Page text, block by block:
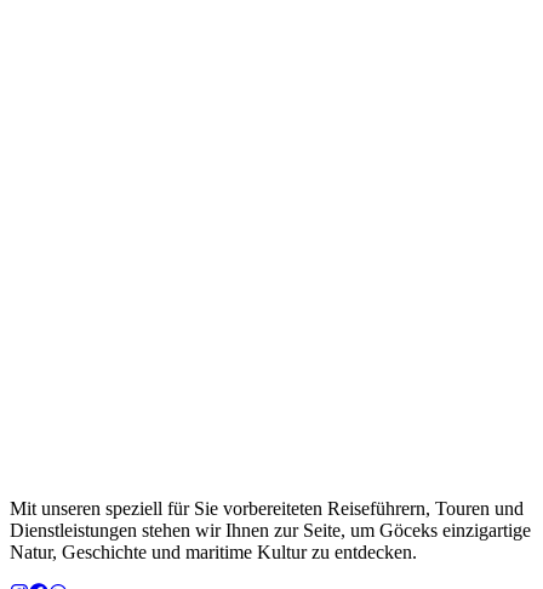
Mit unseren speziell für Sie vorbereiteten Reiseführern, Touren und
Dienstleistungen stehen wir Ihnen zur Seite, um Göceks einzigartige
Natur, Geschichte und maritime Kultur zu entdecken.